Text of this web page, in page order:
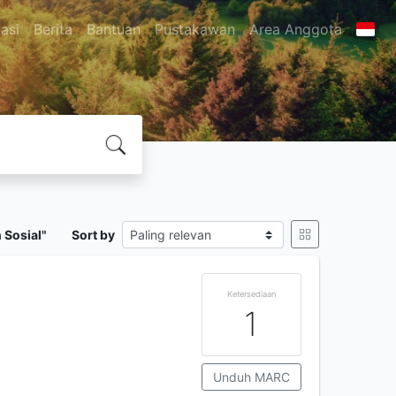
Berita Bantuan Pustakawan Area Anggota
Sosial" Sort by
Ketersediaan
1
Unduh MARC